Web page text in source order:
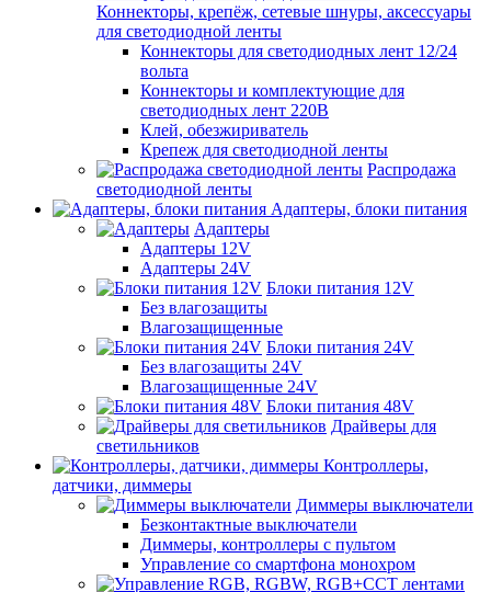
Коннекторы, крепёж, сетевые шнуры, аксессуары
для светодиодной ленты
Коннекторы для светодиодных лент 12/24
вольта
Коннекторы и комплектующие для
светодиодных лент 220В
Клей, обезжириватель
Крепеж для светодиодной ленты
Распродажа
светодиодной ленты
Адаптеры, блоки питания
Адаптеры
Адаптеры 12V
Адаптеры 24V
Блоки питания 12V
Без влагозащиты
Влагозащищенные
Блоки питания 24V
Без влагозащиты 24V
Влагозащищенные 24V
Блоки питания 48V
Драйверы для
светильников
Контроллеры,
датчики, диммеры
Диммеры выключатели
Безконтактные выключатели
Диммеры, контроллеры с пультом
Управление со смартфона монохром